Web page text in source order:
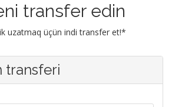
transfer edin
uzatmaq üçün indi transfer et!*
transferi